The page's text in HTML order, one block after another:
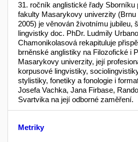
31. ročník anglistické řady Sborníku
fakulty Masarykovy univerzity (Brnu
2005) je věnován životnímu jubileu,
lingvistky doc. PhDr. Ludmily
Chamonikolasová rekapituluje
brněnské anglistiky na Filozofické i
Masarykovy univerzity, její
korpusové lingvistiky,
stylistiky, fonetiky a fonologie i
Josefa Vachka, Jana Firbase,
Svartvika na její odborné zaměření.
Metriky